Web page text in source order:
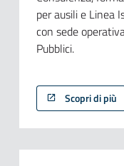
per ausili e Linea
con sede
Pubblici.
Scopri di più